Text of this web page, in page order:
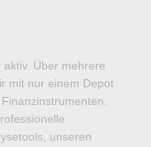
aktiv. Über mehrere
mit nur einem Depot
unseren